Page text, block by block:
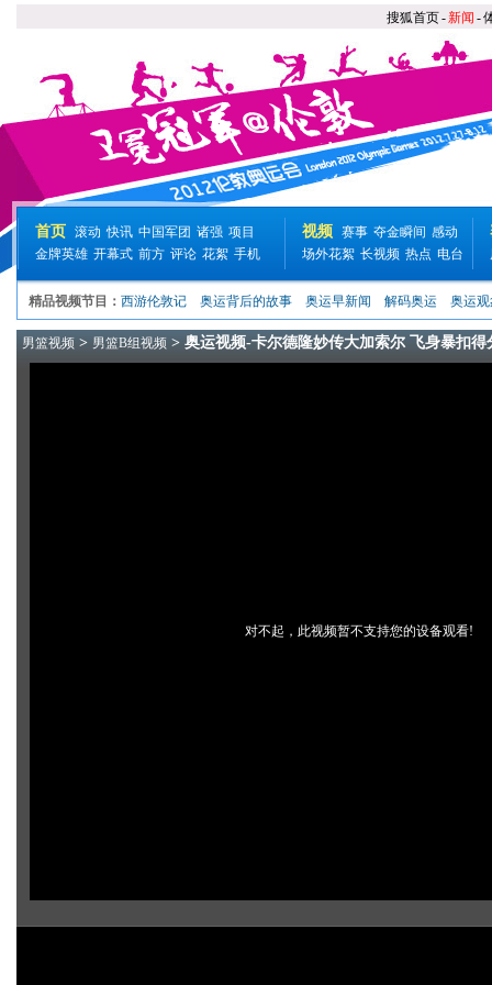
搜狐首页-新闻 -
首页 滚动 快讯 中国军团 诸强 项目
金牌英雄 开幕式 前方 评论 花絮 手机
视频 赛事 夺金瞬间 感动
场外花絮 长视频 热点 电台
精品视频节目： 西游伦敦记 奥运背后的故事 奥运早新闻 解码奥运 奥运
男篮视频 > 男篮B组视频 > 奥运视频-卡尔德隆妙传大加索尔 飞身暴扣得
对不起，此视频暂不支持您的设备观看!